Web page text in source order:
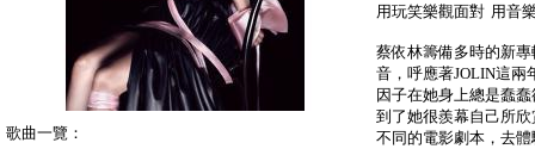
用玩笑樂觀面對 用音
蔡依林籌備多時的新
音，呼應著JOLIN這兩
因子在她身上總是蠢
到了她很羨幕自己所
不同的電影劇本，去
歌曲一覽：